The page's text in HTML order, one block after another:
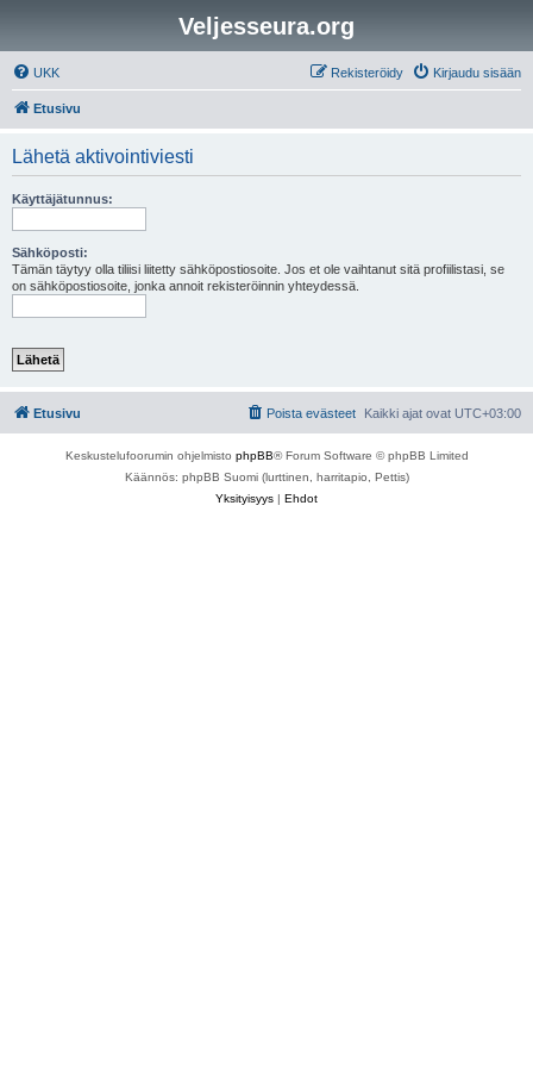
Veljesseura.org
UKK Kirjaudu sisään
Rekisteröidy
Etusivu
Lähetä aktivointiviesti
Käyttäjätunnus:
Sähköposti:
Tämän täytyy olla tiliisi liitetty sähköpostiosoite. Jos et ole vaihtanut sitä profiilistasi, se
on sähköpostiosoite, jonka annoit rekisteröinnin yhteydessä.
Etusivu Kaikki ajat ovat UTC+03:00
Poista evästeet
Keskustelufoorumin ohjelmisto phpBB® Forum Software © phpBB Limited
Käännös: phpBB Suomi (lurttinen, harritapio, Pettis)
Yksityisyys | Ehdot